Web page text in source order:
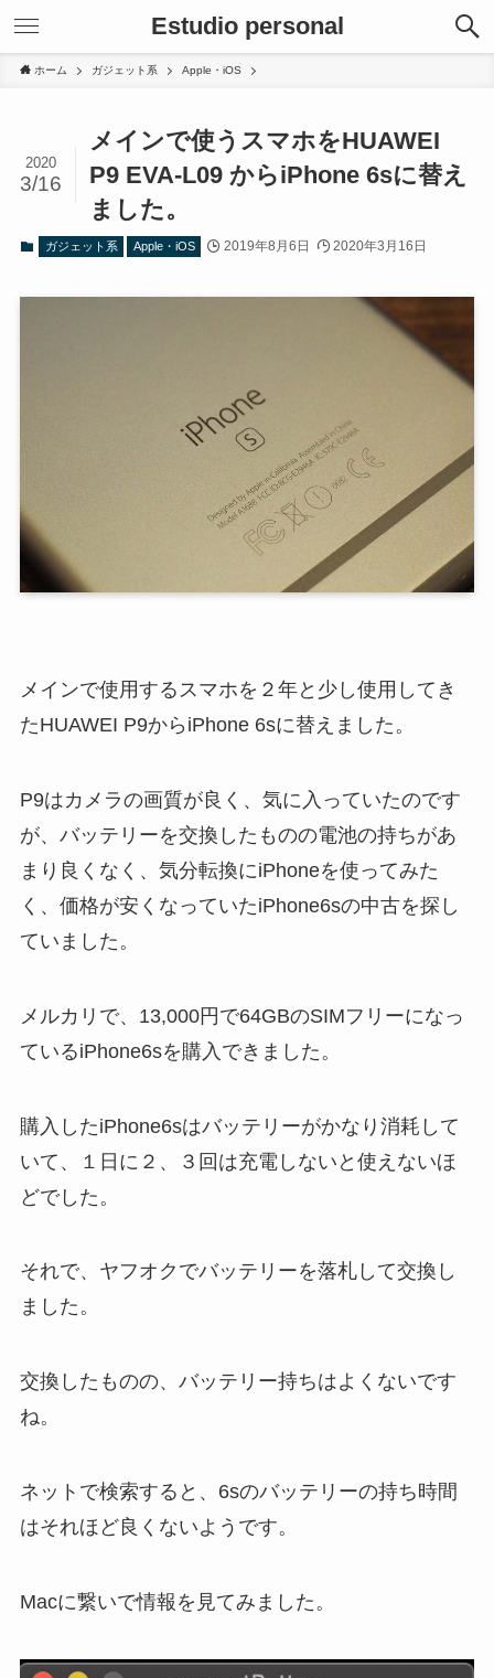
Estudio personal
ホーム ガジェット系 Apple・iOS
メインで使うスマホをHUAWEI
P9 EVA-L09 からiPhone 6sに替え
ました。
2020
3/16
ガジェット系 Apple・iOS 2019年8月6日 2020年3月16日
メインで使用するスマホを２年と少し使用してき
たHUAWEI P9からiPhone 6sに替えました。
P9はカメラの画質が良く、気に入っていたのです
が、バッテリーを交換したものの電池の持ちがあ
まり良くなく、気分転換にiPhoneを使ってみた
く、価格が安くなっていたiPhone6sの中古を探し
ていました。
メルカリで、13,000円で64GBのSIMフリーになっ
ているiPhone6sを購入できました。
購入したiPhone6sはバッテリーがかなり消耗して
いて、１日に２、３回は充電しないと使えないほ
どでした。
それで、ヤフオクでバッテリーを落札して交換し
ました。
交換したものの、バッテリー持ちはよくないです
ね。
ネットで検索すると、6sのバッテリーの持ち時間
はそれほど良くないようです。
Macに繋いで情報を見てみました。